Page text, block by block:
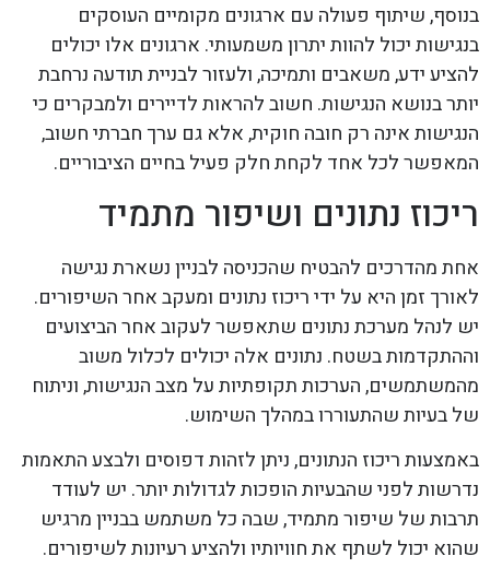
בנוסף, שיתוף פעולה עם ארגונים מקומיים העוסקים
בנגישות יכול להוות יתרון משמעותי. ארגונים אלו יכולים
להציע ידע, משאבים ותמיכה, ולעזור לבניית תודעה נרחבת
יותר בנושא הנגישות. חשוב להראות לדיירים ולמבקרים כי
הנגישות אינה רק חובה חוקית, אלא גם ערך חברתי חשוב,
המאפשר לכל אחד לקחת חלק פעיל בחיים הציבוריים.
ריכוז נתונים ושיפור מתמיד
אחת מהדרכים להבטיח שהכניסה לבניין נשארת נגישה
לאורך זמן היא על ידי ריכוז נתונים ומעקב אחר השיפורים.
יש לנהל מערכת נתונים שתאפשר לעקוב אחר הביצועים
וההתקדמות בשטח. נתונים אלה יכולים לכלול משוב
מהמשתמשים, הערכות תקופתיות על מצב הנגישות, וניתוח
של בעיות שהתעוררו במהלך השימוש.
באמצעות ריכוז הנתונים, ניתן לזהות דפוסים ולבצע התאמות
נדרשות לפני שהבעיות הופכות לגדולות יותר. יש לעודד
תרבות של שיפור מתמיד, שבה כל משתמש בבניין מרגיש
שהוא יכול לשתף את חוויותיו ולהציע רעיונות לשיפורים.